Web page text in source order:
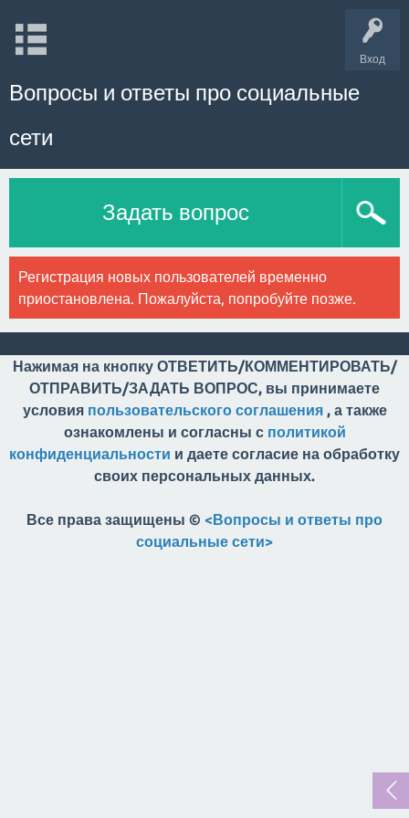
Вход
Вопросы и ответы про социальные
сети
Задать вопрос
Регистрация новых пользователей временно
приостановлена. Пожалуйста, попробуйте позже.
Нажимая на кнопку ОТВЕТИТЬ/КОММЕНТИРОВАТЬ/
ОТПРАВИТЬ/ЗАДАТЬ ВОПРОС, вы принимаете
условия пользовательского соглашения, а также
ознакомлены и согласны с политикой
конфиденциальности и даете согласие на обработку
своих персональных данных.
Все права защищены © <Вопросы и ответы про
социальные сети>